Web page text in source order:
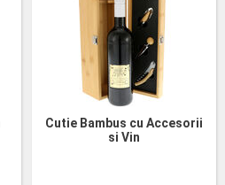
Cutie Bambus cu Accesorii
si Vin